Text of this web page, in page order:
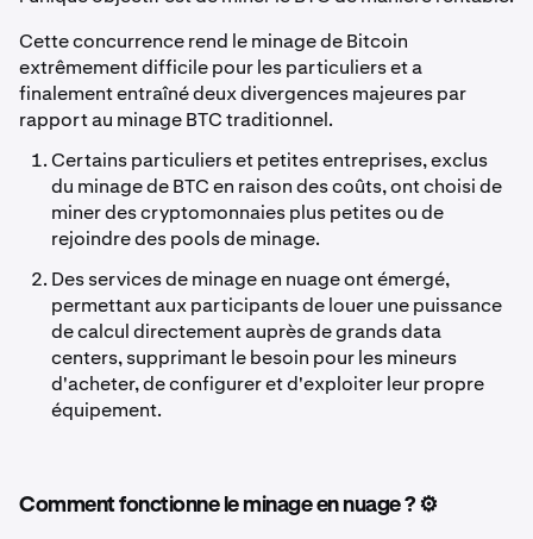
Cette concurrence rend le minage de Bitcoin
extrêmement difficile pour les particuliers et a
finalement entraîné deux divergences majeures par
rapport au minage BTC traditionnel.
Certains particuliers et petites entreprises, exclus
du minage de BTC en raison des coûts, ont choisi de
miner des cryptomonnaies plus petites ou de
rejoindre des pools de minage.
Des services de minage en nuage ont émergé,
permettant aux participants de louer une puissance
de calcul directement auprès de grands data
centers, supprimant le besoin pour les mineurs
d'acheter, de configurer et d'exploiter leur propre
équipement.
Comment fonctionne le minage en nuage ? ⚙️